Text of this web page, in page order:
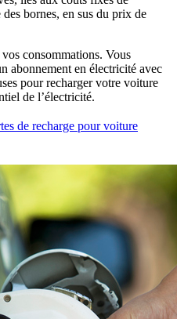
bornes, en sus du prix de
consommations. Vous
abonnement en électricité avec
pour recharger votre voiture
de l’électricité.
de recharge pour voiture